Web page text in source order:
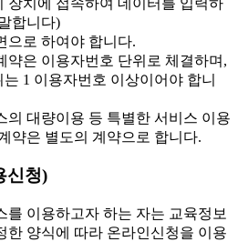
합니다)
으로 하여야 합니다.
은 이용자번호 단위로 체결하며,
는 1 이용자번호 이상이어야 합니
대량이용 등 특별한 서비스 이용
약은 별도의 계약으로 합니다.
신청)
이용하고자 하는 자는 교육정보
한 양식에 따라 온라인신청을 이용